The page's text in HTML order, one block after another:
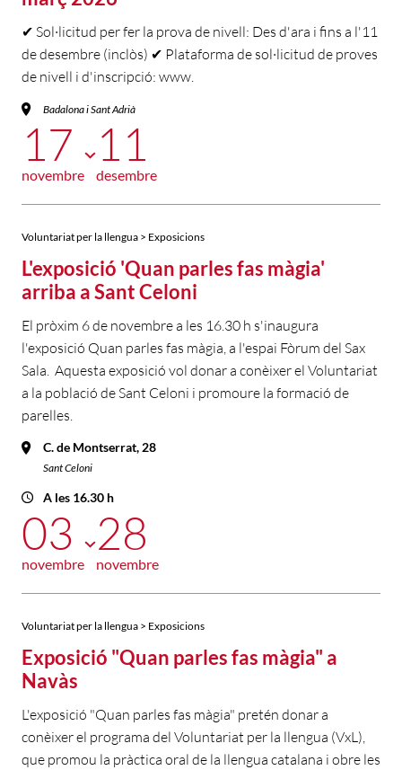
✔ Sol·licitud per fer la prova de nivell: Des d'ara i fins a l'11
de desembre (inclòs) ✔ Plataforma de sol·licitud de proves
de nivell i d'inscripció: www.
Badalona i Sant Adrià
17
novembre
11
desembre
Voluntariat per la llengua > Exposicions
L'exposició 'Quan parles fas màgia'
arriba a Sant Celoni
El pròxim 6 de novembre a les 16.30 h s'inaugura
l'exposició Quan parles fas màgia, a l'espai Fòrum del Sax
Sala. Aquesta exposició vol donar a conèixer el Voluntariat
a la població de Sant Celoni i promoure la formació de
parelles.
C. de Montserrat, 28
Sant Celoni
A les 16.30 h
03
novembre
28
novembre
Voluntariat per la llengua > Exposicions
Exposició "Quan parles fas màgia" a
Navàs
L'exposició "Quan parles fas màgia" pretén donar a
conèixer el programa del Voluntariat per la llengua (VxL),
que promou la pràctica oral de la llengua catalana i obre les